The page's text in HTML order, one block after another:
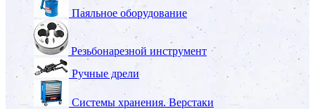
Паяльное оборудование
Резьбонарезной инструмент
Ручные дрели
Системы хранения. Верстаки